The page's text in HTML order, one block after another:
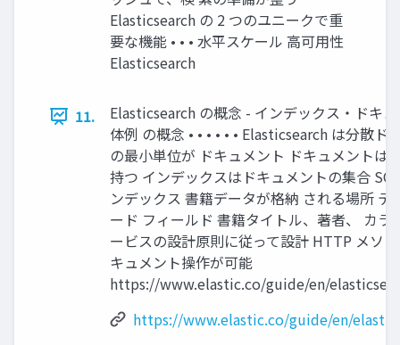
Elasticsearch の 2 つのユニークで重
要な機能 • • • ⽔平スケール ⾼可⽤性
Elasticsearch
11.
Elasticsearch の概念 - インデックス・ドキ
体例 の概念 • • • • • • Elasticsearch は分散
の最⼩単位が ドキュメント ドキュメントは
持つ インデックスはドキュメントの集合
ンデックス 書籍データが格納 される場所
ード フィールド 書籍タイトル、著者、 カ
ービスの設計原則に従って設計 HTTP メソ
キュメント操作が可能
https://www.elastic.co/guide/en/
https://www.elastic.co/guide/en/